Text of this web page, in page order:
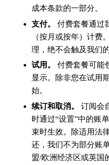
成本条款的一部分。
支付。
付费套餐通过
（按月或按年）计费
理，绝不会触及我们
试用。
付费套餐可能
显示。除非您在试用
始。
续订和取消。
订阅会
时通过“设置”中的账
束时生效。除适用法
还，我们不为部分账
盟/欧洲经济区或英国